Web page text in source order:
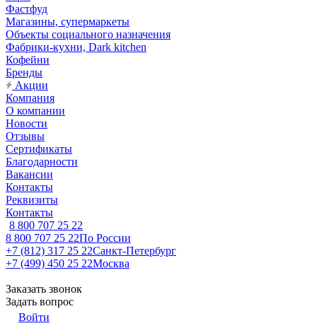
Фастфуд
Магазины, супермаркеты
Объекты социального назначения
Фабрики-кухни, Dark kitchen
Кофейни
Бренды
Акции
Компания
О компании
Новости
Отзывы
Сертификаты
Благодарности
Вакансии
Контакты
Реквизиты
Контакты
8 800 707 25 22
8 800 707 25 22По России
+7 (812) 317 25 22Санкт-Петербург
+7 (499) 450 25 22Москва
Заказать звонок
Задать вопрос
Войти